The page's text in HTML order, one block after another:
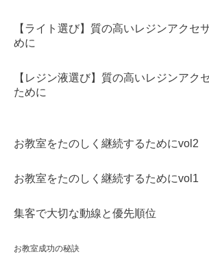
【ライト選び】質の高いレジンアクセ
めに
【レジン液選び】質の高いレジンアク
ために
お教室をたのしく継続するためにvol2
お教室をたのしく継続するためにvol1
集客で大切な動線と優先順位
お教室成功の秘訣